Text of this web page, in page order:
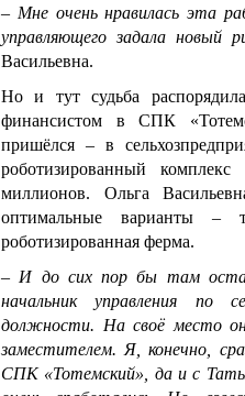
– Мне очень нравилась эта
управляющего задала новый
Васильевна.
Но и тут судьба
финансистом в СПК
пришёлся – в
роботизированный
миллионов. Ольга
оптимальные варианты –
роботизированная ферма.
– И до сих пор бы там
начальник управления по
должности. На своё место
заместителем. Я, конечно,
СПК «Тотемский», да и с